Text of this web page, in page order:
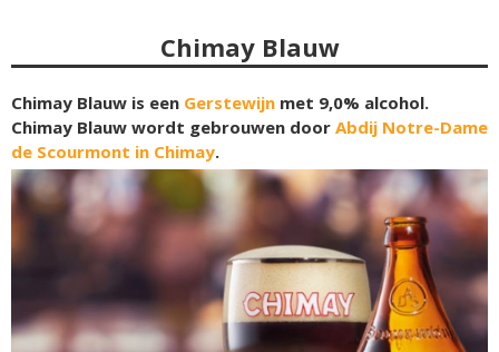
Chimay Blauw
Chimay Blauw is een Gerstewijn met 9,0% alcohol.
Chimay Blauw wordt gebrouwen door Abdij Notre-Dame
de Scourmont in Chimay.